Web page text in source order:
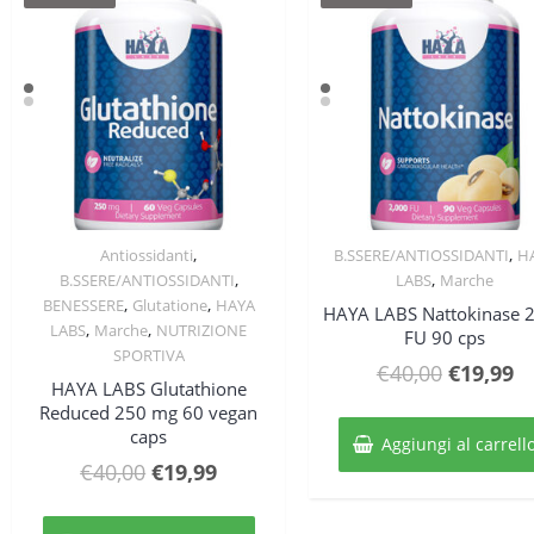
Quick View
Antiossidanti,
B.SSERE/ANTIOSSIDANTI,
BENESSERE, Glutatione, HAYA
LABS, Marche, NUTRIZIONE
SPORTIVA
HAYA LABS Glutathione
Reduced 250 mg 60 vegan
caps
€40,00 Il
€19,99Il
Quick View
B.SSERE/ANTIOSSIDANTI,
LABS, Marche
HAYA LABS Nattokinase
FU 90 cps
€40,00 Il
originale
era:
€19,99Il
è:
Aggiungi al